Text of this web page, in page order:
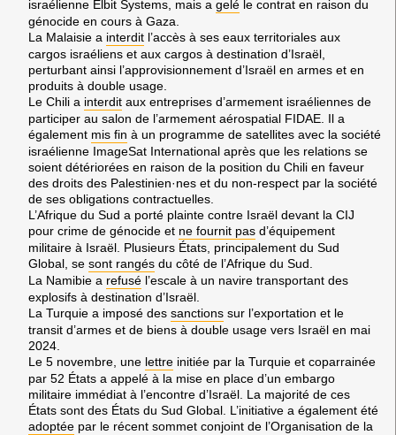
israélienne Elbit Systems, mais a gelé le contrat en raison du
génocide en cours à Gaza.
La Malaisie a interdit l’accès à ses eaux territoriales aux
cargos israéliens et aux cargos à destination d’Israël,
perturbant ainsi l’approvisionnement d’Israël en armes et en
produits à double usage.
Le Chili a interdit aux entreprises d’armement israéliennes de
participer au salon de l’armement aérospatial FIDAE. Il a
également mis fin à un programme de satellites avec la société
israélienne ImageSat International après que les relations se
soient détériorées en raison de la position du Chili en faveur
des droits des Palestinien·nes et du non-respect par la société
de ses obligations contractuelles.
L’Afrique du Sud a porté plainte contre Israël devant la CIJ
pour crime de génocide et ne fournit pas d’équipement
militaire à Israël. Plusieurs États, principalement du Sud
Global, se sont rangés du côté de l’Afrique du Sud.
La Namibie a refusé l’escale à un navire transportant des
explosifs à destination d’Israël.
La Turquie a imposé des sanctions sur l’exportation et le
transit d’armes et de biens à double usage vers Israël en mai
2024.
Le 5 novembre, une lettre initiée par la Turquie et coparrainée
par 52 États a appelé à la mise en place d’un embargo
militaire immédiat à l’encontre d’Israël. La majorité de ces
États sont des États du Sud Global. L’initiative a également été
adoptée par le récent sommet conjoint de l’Organisation de la